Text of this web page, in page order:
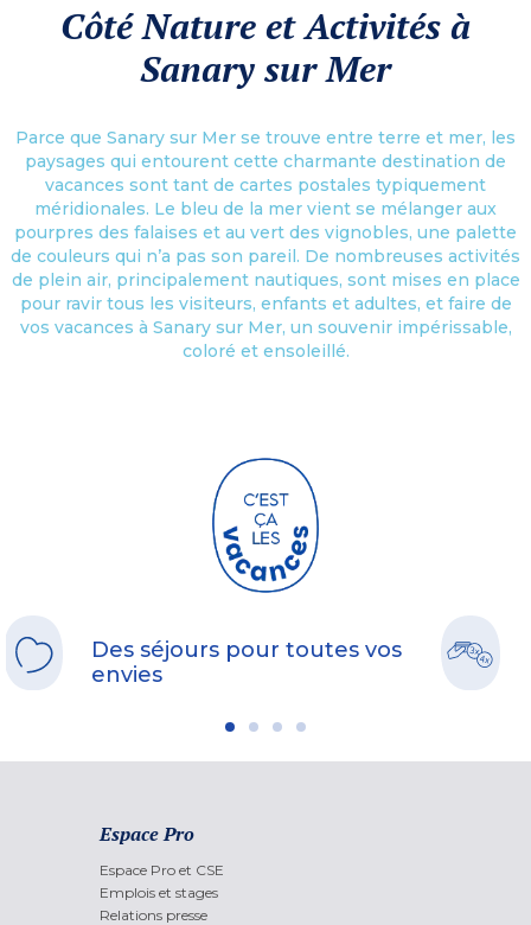
Côté Nature et Activités à
Sanary sur Mer
Parce que Sanary sur Mer se trouve entre terre et mer, les
paysages qui entourent cette charmante destination de
vacances sont tant de cartes postales typiquement
méridionales. Le bleu de la mer vient se mélanger aux
pourpres des falaises et au vert des vignobles, une palette
de couleurs qui n’a pas son pareil. De nombreuses activités
de plein air, principalement nautiques, sont mises en place
pour ravir tous les visiteurs, enfants et adultes, et faire de
vos vacances à Sanary sur Mer, un souvenir impérissable,
coloré et ensoleillé.
Des séjours pour toutes vos
envies
Espace Pro
Espace Pro et CSE
Emplois et stages
Relations presse